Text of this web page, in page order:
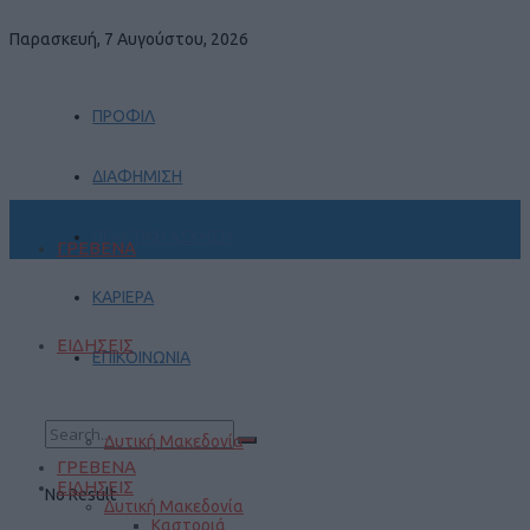
Παρασκευή, 7 Αυγούστου, 2026
ΠΡΟΦΙΛ
ΔΙΑΦΗΜΙΣΗ
ΚΑΡΙΕΡΑ
ΕΠΙΚΟΙΝΩΝΙΑ
No Result
ΓΡΕΒΕΝΑ
ΕΙΔΗΣΕΙΣ
Δυτική Μακεδονία
ΓΡΕΒΕΝΑ
ΕΙΔΗΣΕΙΣ
Δυτική Μακεδονία
Καστοριά